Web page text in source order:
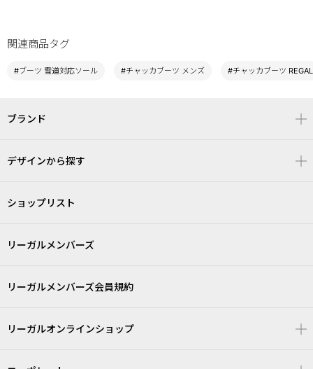
関連商品タグ
#ブーツ 雪道対応ソール #チャッカブーツ メンズ #チャッカブーツ REGAL
ブランド
デザインから探す
ショップリスト
リーガルメンバーズ
リーガルメンバーズ会員規約
リーガルオンラインショップ